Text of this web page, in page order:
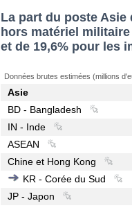
La part du poste Asie
hors matériel
et de 19,6% pour les
Données brutes estimées (millions
Asie
BD - Bangladesh
IN - Inde
ASEAN
Chine et Hong Kong
KR - Corée du Sud
JP - Japon